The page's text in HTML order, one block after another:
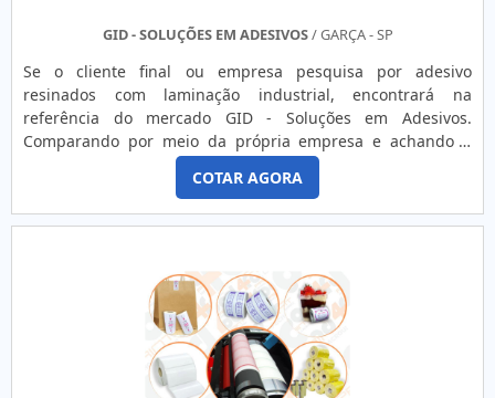
GID - SOLUÇÕES EM ADESIVOS/ GARÇA - SP
Se o cliente final ou empresa pesquisa por adesivo
resinados com laminação industrial, encontrará na
referência do mercado GID - Soluções em Adesivos.
Comparando por meio da própria empresa e achando a
maior referência de qualidade da área de atuação.Quando
o desejo é por adesivo resinados com laminação industrial,
com os profissionais da GID - Soluções em Adesivos o
cliente poderá encontrar assertividade com
COTAR AGORA